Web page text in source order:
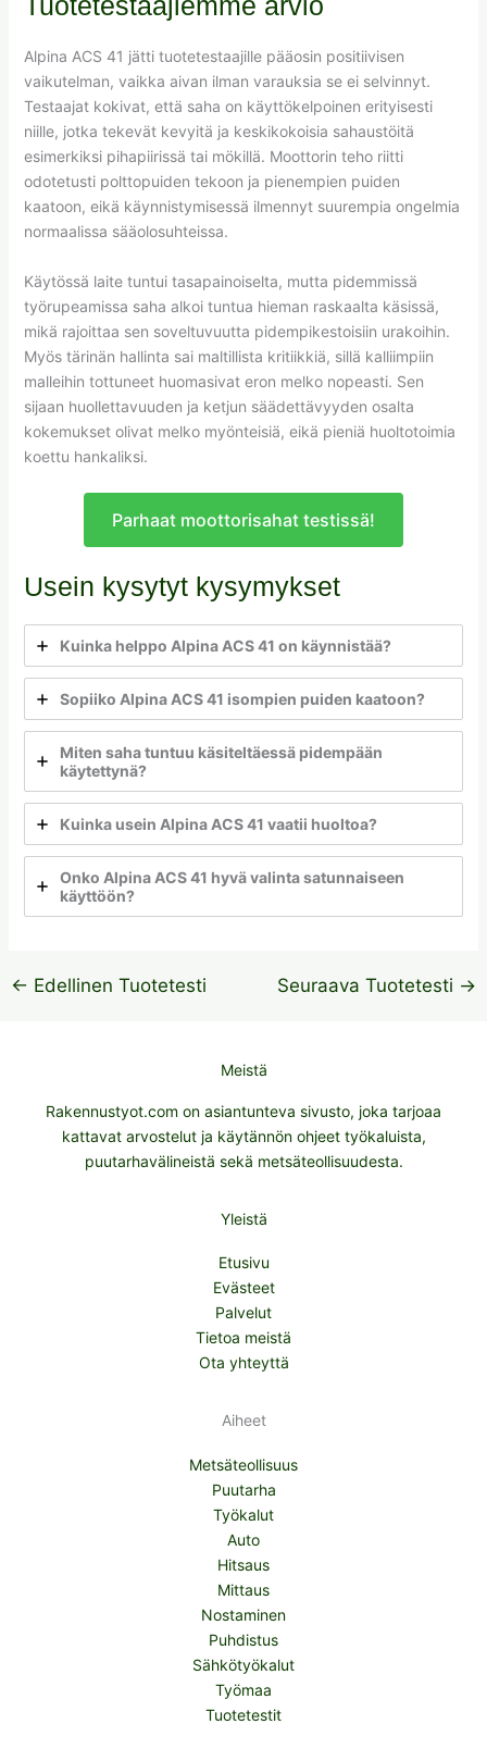
Alpina ACS 41 jätti tuotetestaajille pääosin positiivisen
vaikutelman, vaikka aivan ilman varauksia se ei selvinnyt.
Testaajat kokivat, että saha on käyttökelpoinen erityisesti
niille, jotka tekevät kevyitä ja keskikokoisia sahaustöitä
esimerkiksi pihapiirissä tai mökillä. Moottorin teho riitti
odotetusti polttopuiden tekoon ja pienempien puiden
kaatoon, eikä käynnistymisessä ilmennyt suurempia ongelmia
normaalissa sääolosuhteissa.
Käytössä laite tuntui tasapainoiselta, mutta pidemmissä
työrupeamissa saha alkoi tuntua hieman raskaalta käsissä,
mikä rajoittaa sen soveltuvuutta pidempikestoisiin urakoihin.
Myös tärinän hallinta sai maltillista kritiikkiä, sillä kalliimpiin
malleihin tottuneet huomasivat eron melko nopeasti. Sen
sijaan huollettavuuden ja ketjun säädettävyyden osalta
kokemukset olivat melko myönteisiä, eikä pieniä huoltotoimia
koettu hankaliksi.
Parhaat moottorisahat testissä!
Usein kysytyt kysymykset
Kuinka helppo Alpina ACS 41 on käynnistää?
Sopiiko Alpina ACS 41 isompien puiden kaatoon?
Miten saha tuntuu käsiteltäessä pidempään
käytettynä?
Kuinka usein Alpina ACS 41 vaatii huoltoa?
Onko Alpina ACS 41 hyvä valinta satunnaiseen
käyttöön?
← Edellinen Tuotetesti Seuraava Tuotetesti →
Meistä
Rakennustyot.com on asiantunteva sivusto, joka tarjoaa
kattavat arvostelut ja käytännön ohjeet työkaluista,
puutarhavälineistä sekä metsäteollisuudesta.
Yleistä
Etusivu
Evästeet
Palvelut
Tietoa meistä
Ota yhteyttä
Aiheet
Metsäteollisuus
Puutarha
Työkalut
Auto
Hitsaus
Mittaus
Nostaminen
Puhdistus
Sähkötyökalut
Työmaa
Tuotetestit